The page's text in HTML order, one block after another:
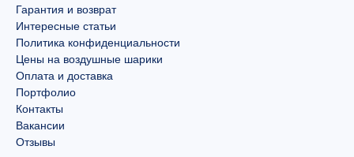
Гарантия и возврат
Интересные статьи
Политика конфиденциальности
Цены на воздушные шарики
Оплата и доставка
Портфолио
Контакты
Вакансии
Отзывы